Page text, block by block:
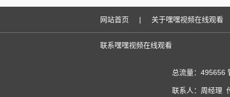
网站首页 | 关于嘿嘿视频在线观看
联系嘿嘿视频在线观看
总流量：495656
联系人：周经理